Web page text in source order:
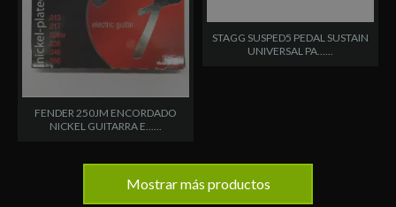
FENDER 250JM ENCORDADO
NICKEL GUITARRA E......
STAGG SUSPED5 PEDAL SUSTAIN
UNIVERSAL PA......
Mostrar más productos